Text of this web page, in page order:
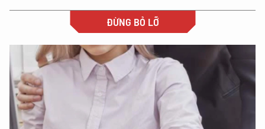
ĐỪNG BỎ LỠ